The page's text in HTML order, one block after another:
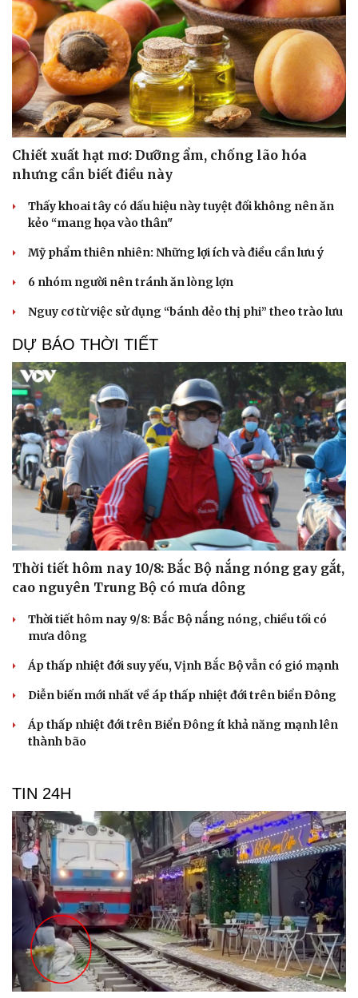
Chiết xuất hạt mơ: Dưỡng ẩm, chống lão hóa
nhưng cần biết điều này
Thấy khoai tây có dấu hiệu này tuyệt đối không nên ăn
kẻo “mang họa vào thân"
Mỹ phẩm thiên nhiên: Những lợi ích và điều cần lưu ý
6 nhóm người nên tránh ăn lòng lợn
Nguy cơ từ việc sử dụng “bánh dẻo thị phi” theo trào lưu
DỰ BÁO THỜI TIẾT
Thời tiết hôm nay 10/8: Bắc Bộ nắng nóng gay gắt,
cao nguyên Trung Bộ có mưa dông
Thời tiết hôm nay 9/8: Bắc Bộ nắng nóng, chiều tối có
mưa dông
Áp thấp nhiệt đới suy yếu, Vịnh Bắc Bộ vẫn có gió mạnh
Diễn biến mới nhất về áp thấp nhiệt đới trên biển Đông
Áp thấp nhiệt đới trên Biển Đông ít khả năng mạnh lên
thành bão
TIN 24H